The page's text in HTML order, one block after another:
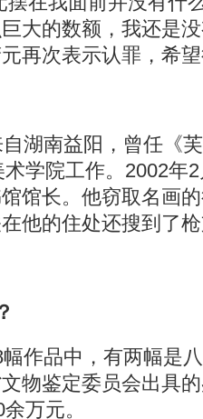
大的数额，我还是
再次表示认罪，希
南益阳，曾任《芙
学院工作。2002年
馆长。他窃取名画
他的住处还搜到了
品中，有两幅是八
物鉴定委员会出具
万元。